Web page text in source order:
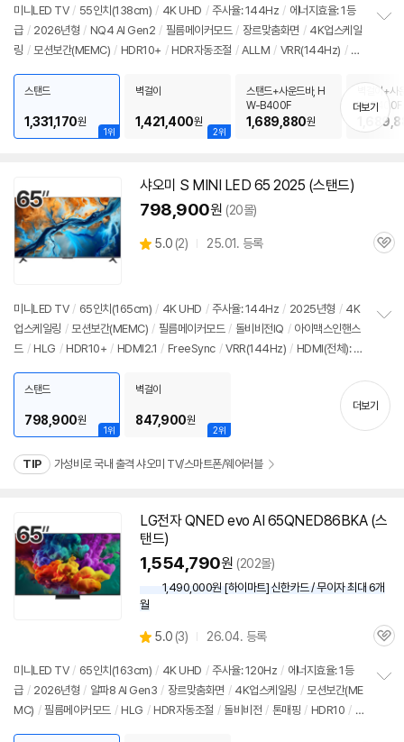
리
뷰
미니LED TV / 55인치(138cm) / 4K UHD / 주사율: 144Hz / 에너지효율: 1등
급 / 2026년형 / NQ4 AI Gen2 / 필름메이커모드 / 장르맞춤화면 / 4K업스케일
링 / 모션보간(MEMC) / HDR10+ / HDR자동조절 / ALLM / VRR(144Hz) / H
DMI(전체): 3개
출시가: 1,640,000원
치
기
1위
스탠드
1,331,170원
2위
벽걸이
1,421,400원
스탠드+사운드바, H
W-B400F
1,689,880원
벽걸이+사
W-B400F
더보기
샤오미 S MINI LED 65 2025 (스탠드)
798,900원 (20몰)
별
5.0 (상
뷰
2) 25.01. 등록
관
미니LED TV / 65인치(165cm) / 4K UHD / 주사율: 144Hz / 2025년형 / 4K
업스케일링 / 모션보간(MEMC) / 필름메이커모드 / 돌비비전IQ / 아이맥스인핸스
드 / HLG / HDR10+ / HDMI2.1 / FreeSync / VRR(144Hz) / HDMI(전체): 3
기
1위
스탠드
798,900원
2위
벽걸이
847,900원
더보기
TIP 가성비로 국내 출격 샤오미 TV/스마트폰/웨어러블
LG전자 QNED evo AI 65QNED86BKA (스
탠드)
1,554,790원 (202몰)
1,490,000원 [하이마트] 신한카드 / 무이자 최대 6개
월
별
점
5.0 (상
리
뷰
3) 26.04. 등록
관
미니LED TV / 65인치(163cm) / 4K UHD / 주사율: 120Hz / 에너지효율: 1등
급 / 2026년형 / 알파8 AI Gen3 / 장르맞춤화면 / 4K업스케일링 / 모션보간(ME
MC) / 필름메이커모드 / HLG / HDR자동조절 / 돌비비전 / 톤매핑 / HDR10 / A